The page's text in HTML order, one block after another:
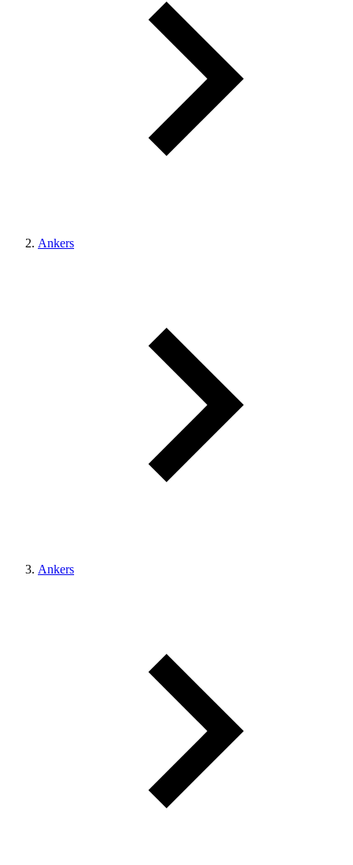
Ankers
Ankers